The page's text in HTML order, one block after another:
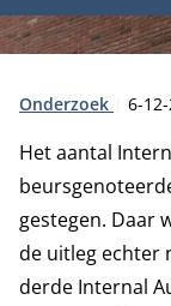
Type:
Onderzoek 6-
Het aantal
gestegen. Daar
de uitleg echter
derde Internal